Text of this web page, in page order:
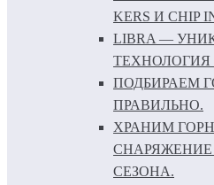
KERS И CHIP
LIBRA —
ТЕХНОЛОГИЯ
ПОДБИРАЕМ
ПРАВИЛЬНО.
ХРАНИМ
СЕЗОНА.